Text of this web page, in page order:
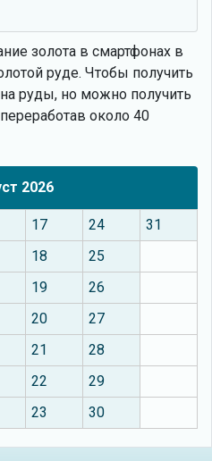
золота в смартфонах в
руде. Чтобы получить
руды, но можно получить
около 40
2026
17 24
31
18
25
19
26
20
27
21
28
22
29
23 30